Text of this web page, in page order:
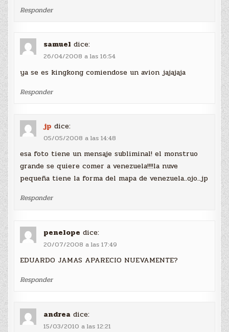
Responder
samuel dice:
26/04/2008 a las 16:54
ya se es kingkong comiendose un avion jajajaja
Responder
jp dice:
05/05/2008 a las 14:48
esa foto tiene un mensaje subliminal! el monstruo
grande se quiere comer a venezuela!!!!la nuve
pequeña tiene la forma del mapa de venezuela..ojo..jp
Responder
penelope dice:
20/07/2008 a las 17:49
EDUARDO JAMAS APARECIO NUEVAMENTE?
Responder
andrea dice:
15/03/2010 a las 12:21